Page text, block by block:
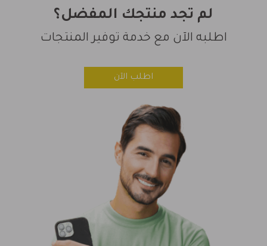
لم تجد منتجك المفضل؟
اطلبه الآن مع خدمة توفير المنتجات
اطلب الآن